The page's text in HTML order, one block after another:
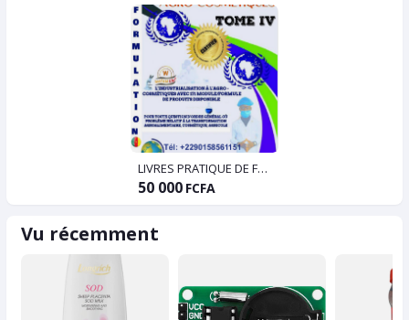
LIVRES PRATIQUE DE FORMATION AGRO-COSMETIQUE DE 171 MODULES
50 000 FCFA
Vu récemment